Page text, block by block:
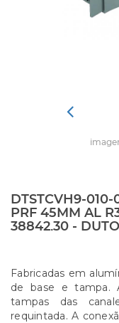
DTSTCVH9-
PRF 45MM AL
38842.30 -
Fabricadas em
de base e tampa.
tampas das
requintada. A